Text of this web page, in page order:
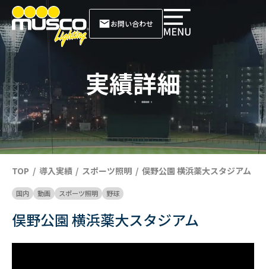
お問い合わせ
実績詳細
TOP 導入実績 スポーツ照明 俣野公園 横浜薬大スタジアム
国内 動画 スポーツ照明 野球
俣野公園 横浜薬大スタジアム